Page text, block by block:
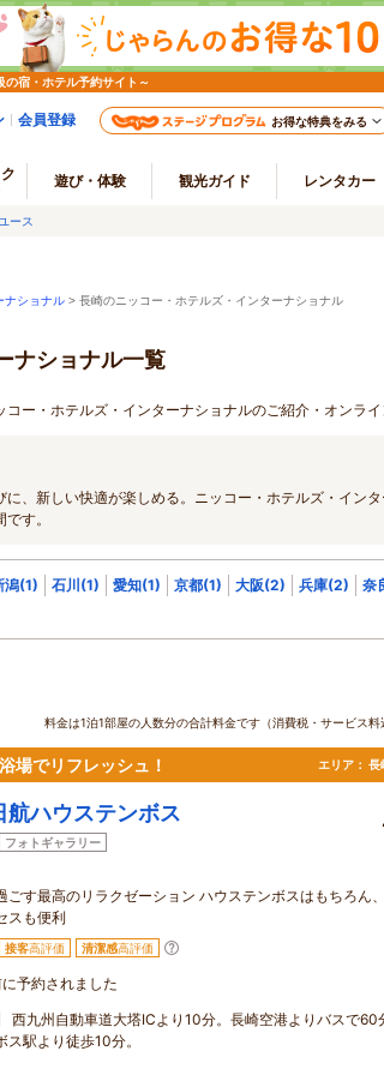
宿・ホテル予約サイト～
会員登録 お得な特典をみる
遊び・体験 観光ガイド レンタカー
ース
ナショナル > 長崎のニッコー・ホテルズ・インターナショナル
ナショナル一覧
ー・ホテルズ・インターナショナルのご紹介・オンライ
、新しい快適が楽しめる。ニッコー・ホテルズ・イン
す。
潟(1) 石川(1) 愛知(1) 京都(1) 大阪(2) 兵庫(2) 奈
料金は1泊1部屋の人数分の合計料金です（消費税・サービス料
場でリフレッシュ！ エリア： 長
航ハウステンボス
フォトギャラリー
ごす最高のリラクゼーション ハウステンボスはもちろん
スも便利
接客高評価 清潔感高評価
予約されました
西九州自動車道大塔ICより10分。長崎空港よりバスで60
ス駅より徒歩10分。